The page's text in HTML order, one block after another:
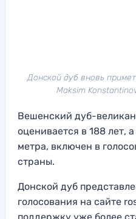
Донской дуб вновь
Maksim
Вешенский дуб-
оценивается в 188 лет,
метра, включен в
страны.
Донской дуб
голосования на сайте